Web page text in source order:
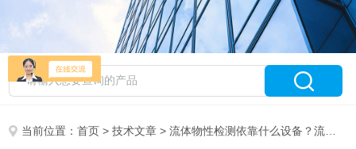
当前位置：首页 >技术文章 > 流体物性检测依靠什么设备？流变仪详解